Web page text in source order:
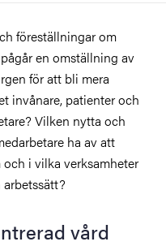
föreställningar om
en omställning av
för att bli mera
invånare, patienter och
Vilken nytta och
ha av att
i vilka verksamheter
vård